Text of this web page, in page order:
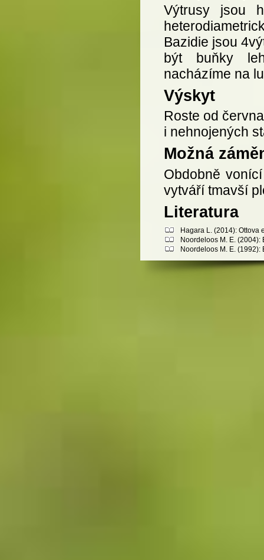
Výtrusy jsou
Bazidie jsou
být buňky
nacházíme na
Výskyt
Roste od
i nehnojených
Možná
Obdobně
vytváří tmavší
Literatura
Hagara L. (2014): Ottova
Noordeloos M. E.
Noordeloos M. E.